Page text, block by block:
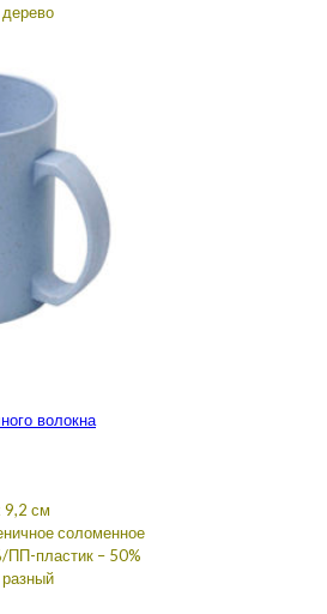
волокна
9,2 см
соломенное
ПП-пластик – 50%